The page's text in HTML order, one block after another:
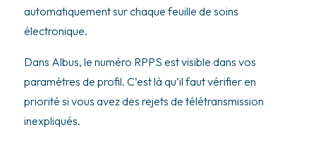
automatiquement sur chaque feuille de soins
électronique.
Dans Albus, le numéro RPPS est visible dans vos
paramètres de profil. C’est là qu’il faut vérifier en
priorité si vous avez des rejets de télétransmission
inexpliqués.